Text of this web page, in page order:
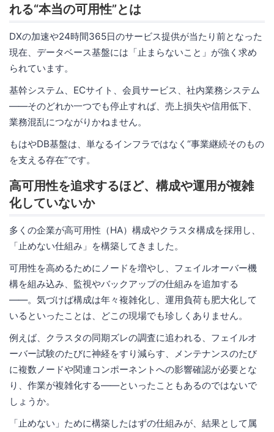
れる“本当の可用性”とは
DXの加速や24時間365日のサービス提供が当たり前となった
現在、データベース基盤には「止まらないこと」が強く求め
られています。
基幹システム、ECサイト、会員サービス、社内業務システム
――そのどれか一つでも停止すれば、売上損失や信用低下、
業務混乱につながりかねません。
もはやDB基盤は、単なるインフラではなく“事業継続そのもの
を支える存在”です。
高可用性を追求するほど、構成や運用が複雑
化していないか
多くの企業が高可用性（HA）構成やクラスタ構成を採用し、
「止めない仕組み」を構築してきました。
可用性を高めるためにノードを増やし、フェイルオーバー機
構を組み込み、監視やバックアップの仕組みを追加する
――。気づけば構成は年々複雑化し、運用負荷も肥大化して
いるといったことは、どこの現場でも珍しくありません。
例えば、クラスタの同期ズレの調査に追われる、フェイルオ
ーバー試験のたびに神経をすり減らす、メンテナンスのたび
に複数ノードや関連コンポーネントへの影響確認が必要とな
り、作業が複雑化する――といったこともあるのではないで
しょうか。
「止めない」ために構築したはずの仕組みが、結果として属